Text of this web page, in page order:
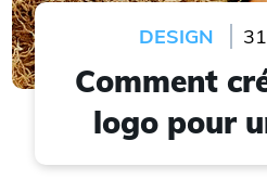
DESIGN
Comment
logo pour